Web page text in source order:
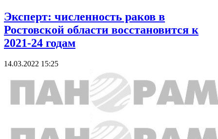
Эксперт: численность раков в
Ростовской области восстановится к
2021-24 годам
14.03.2022 15:25